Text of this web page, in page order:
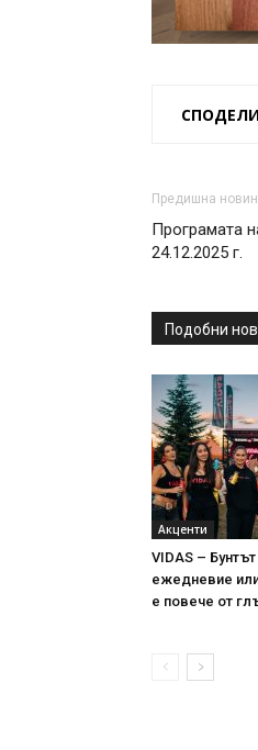
Предишна
Програмата
24.12.2025 г.
Подобни
Акценти
VIDAS –
ежедневие или
е повече от